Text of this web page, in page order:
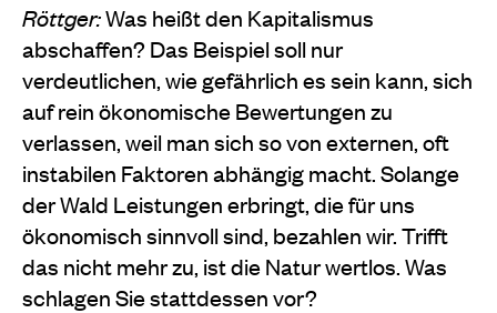
Röttger:Was heißt den Kapitalismus
abschaffen? Das Beispiel soll nur
verdeutlichen, wie gefährlich es sein kann, sich
auf rein ökonomische Bewertungen zu
verlassen, weil man sich so von externen, oft
instabilen Faktoren abhängig macht. Solange
der Wald Leistungen erbringt, die für uns
ökonomisch sinnvoll sind, bezahlen wir. Trifft
das nicht mehr zu, ist die Natur wertlos. Was
schlagen Sie stattdessen vor?